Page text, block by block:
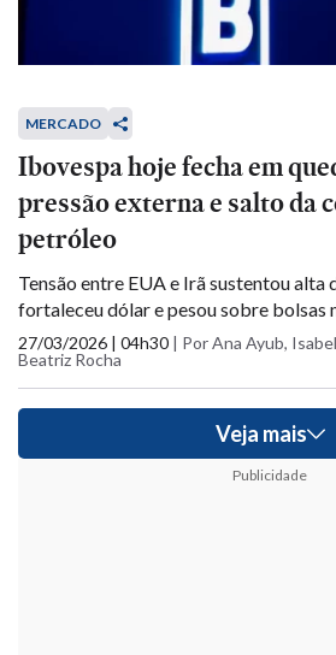
MERCADO
Ibovespa hoje fecha em
pressão externa e salto da
petróleo
Tensão entre EUA e Irã sustentou alta
fortaleceu dólar e pesou sobre bolsas
27/03/2026 | 04h30 | Por Ana Ayub,
Beatriz Rocha
Veja mais
Publicidade